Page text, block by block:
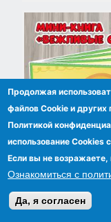
Продолжая
файлов Сookie и других
Политикой
использование Cookies
Если вы не возражаете,
Ознакомиться с
Да, я согласен